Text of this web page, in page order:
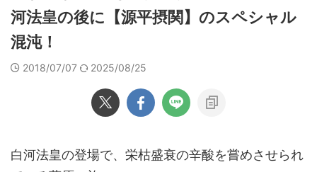
河法皇の後に【源平摂関】のスペシャル
混沌！
2018/07/07 2025/08/25
白河法皇の登場で、栄枯盛衰の辛酸を嘗めさせられ